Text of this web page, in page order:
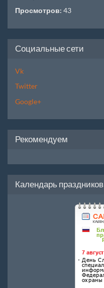
Просмотров: 43
Социальные сети
Vk
Twitter
Google+
Рекомендуем
Календарь праздников